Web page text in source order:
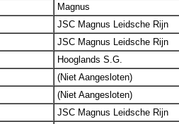
Magnus
JSC Magnus Leidsche Rijn
JSC Magnus Leidsche Rijn
Hooglands S.G.
(Niet Aangesloten)
(Niet Aangesloten)
JSC Magnus Leidsche Rijn